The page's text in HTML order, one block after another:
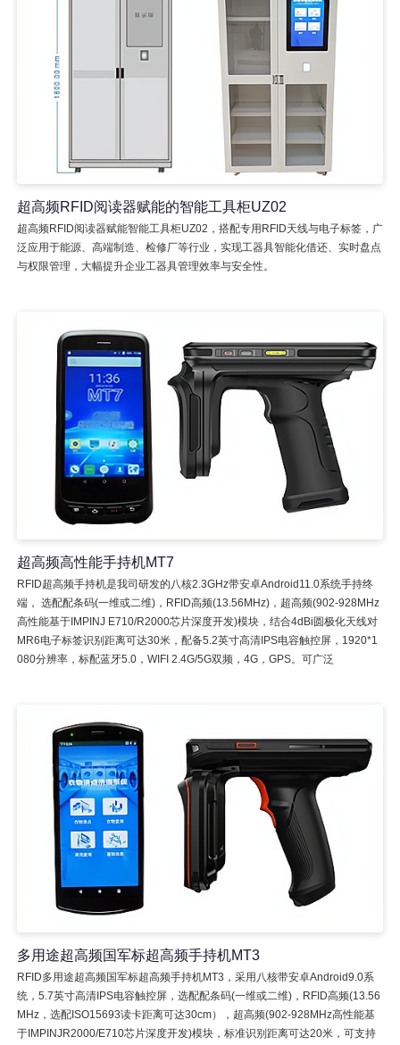
超高频RFID阅读器赋能的智能工具柜UZ02
超高频RFID阅读器赋能智能工具柜UZ02，搭配专用RFID天线与电子标签，广
泛应用于能源、高端制造、检修厂等行业，实现工器具智能化借还、实时盘点
与权限管理，大幅提升企业工器具管理效率与安全性。
超高频高性能手持机MT7
RFID超高频手持机是我司研发的八核2.3GHz带安卓Android11.0系统手持终
端， 选配配条码(一维或二维)，RFID高频(13.56MHz)，超高频(902-928MHz
高性能基于IMPINJ E710/R2000芯片深度开发)模块，结合4dBi圆极化天线对
MR6电子标签识别距离可达30米，配备5.2英寸高清IPS电容触控屏，1920*1
080分辨率，标配蓝牙5.0，WIFI 2.4G/5G双频，4G，GPS。可广泛
多用途超高频国军标超高频手持机MT3
RFID多用途超高频国军标超高频手持机MT3，采用八核带安卓Android9.0系
统，5.7英寸高清IPS电容触控屏，选配配条码(一维或二维)，RFID高频(13.56
MHz，选配ISO15693读卡距离可达30cm），超高频(902-928MHz高性能基
于IMPINJR2000/E710芯片深度开发)模块，标准识别距离可达20米，可支持